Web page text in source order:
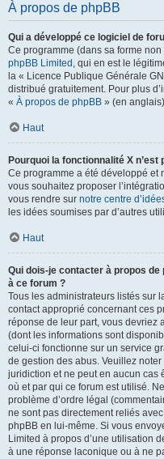
À propos de phpBB
Qui a développé ce logiciel de
Ce programme (dans sa forme
phpBB Limited , qui en est le
la « Licence Publique Générale
distribué gratuitement. Pour plus
« À propos de phpBB » (en
Haut
Pourquoi la fonctionnalité X n’est
Ce programme a été développé et
vous souhaitez proposer
vous rendre sur notre centre
les idées soumises par d’autres
Haut
Qui dois-je contacter à propos de
à ce forum ?
Tous les administrateurs listés sur
contact approprié concernant ces
réponse de leur part, vous devriez
(dont les informations sont
celui-ci fonctionne sur un service
de gestion des abus. Veuillez
juridiction et ne peut en aucun cas
où et par qui ce forum est utilisé.
problème d’ordre légal
ne sont pas directement reliés
phpBB en lui-même. Si vous
Limited à propos d’une utilisation
à une réponse laconique ou à ne